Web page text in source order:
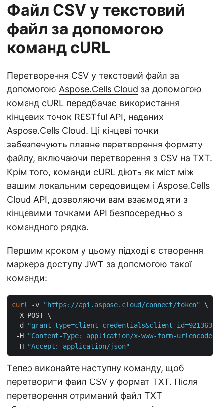
Файл CSV у текстовий
файл за допомогою
команд cURL
Перетворення CSV у текстовий файл за
допомогою Aspose.Cells Cloud за допомогою
команд cURL передбачає використання
кінцевих точок RESTful API, наданих
Aspose.Cells Cloud. Ці кінцеві точки
забезпечують плавне перетворення формату
файлу, включаючи перетворення з CSV на TXT.
Крім того, команди cURL діють як міст між
вашим локальним середовищем і Aspose.Cells
Cloud API, дозволяючи вам взаємодіяти з
кінцевими точками API безпосередньо з
командного рядка.
Першим кроком у цьому підході є створення
маркера доступу JWT за допомогою такої
команди:
curl -v "https://api.aspose.cloud/connect/token"
\
-X POST \
-d
"grant_type=client_credentials&client_id=921363a8-
-H
"Content-Type: application/x-www-form-urlencoded"
-H
"Accept: application/json"
Тепер виконайте наступну команду, щоб
перетворити файл CSV у формат TXT. Після
перетворення отриманий файл TXT